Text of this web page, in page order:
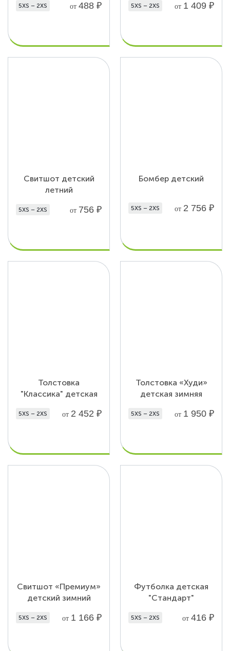
5XS – 2XS от 488 ₽ 5XS – 2XS от 1 409 ₽
Свитшот детский
летний
5XS – 2XS от 756 ₽
Бомбер детский
5XS – 2XS от 2 756 ₽
Толстовка
"Классика" детская
5XS – 2XS от 2 452 ₽
Толстовка «Худи»
детская зимняя
5XS – 2XS от 1 950 ₽
Свитшот «Премиум»
детский зимний
5XS – 2XS от 1 166 ₽
Футболка детская
"Стандарт"
5XS – 2XS от 416 ₽